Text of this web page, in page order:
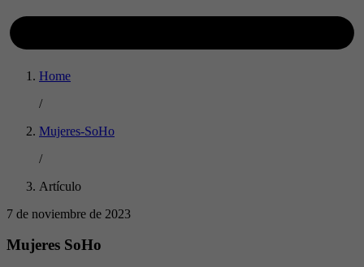
Home
/
Mujeres-SoHo
/
Artículo
7 de noviembre de 2023
Mujeres SoHo